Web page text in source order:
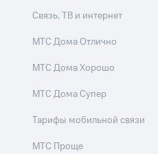
Связь, ТВ и интернет
МТС Дома Отлично
МТС Дома Хорошо
МТС Дома Супер
Тарифы мобильной связи
МТС Проще